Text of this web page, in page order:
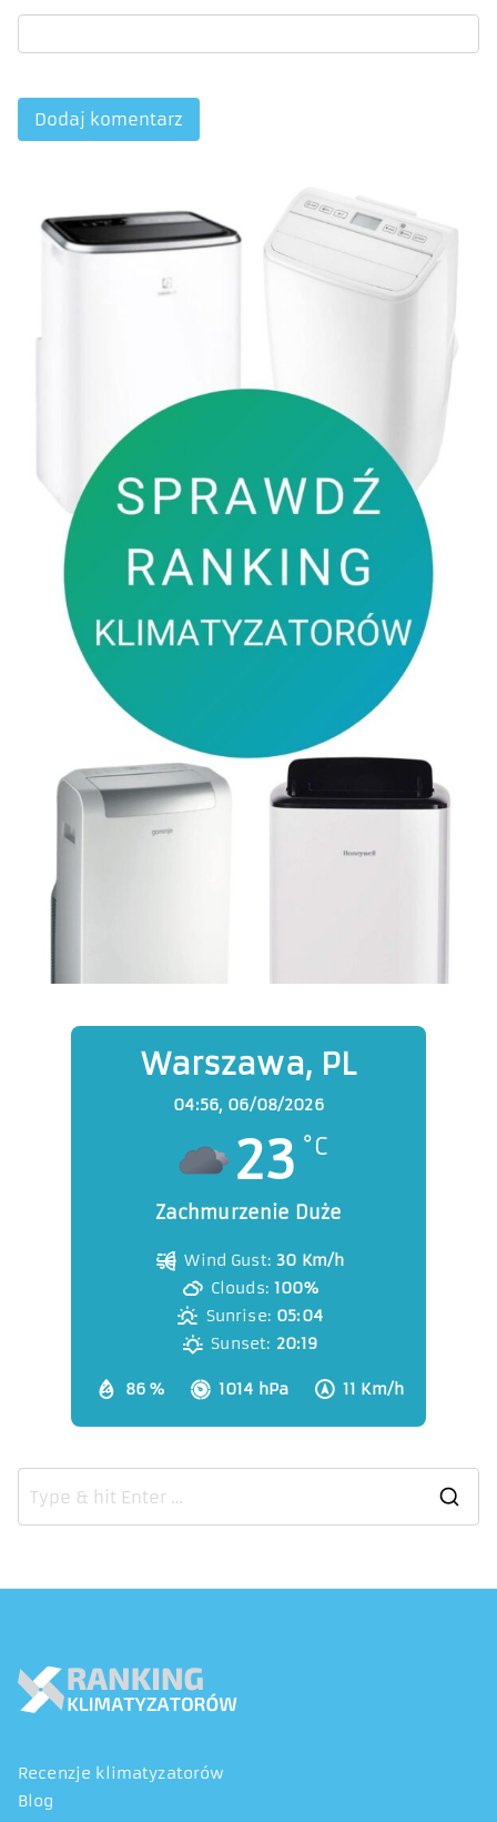
Warszawa, PL
04:56, 06/08/2026
23 °C
Zachmurzenie Duże
86 % 1014 hPa 11 Km/h
Wind Gust: 30 Km/h
Clouds: 100%
Sunrise: 05:04
Sunset: 20:19
Recenzje klimatyzatorów
Blog